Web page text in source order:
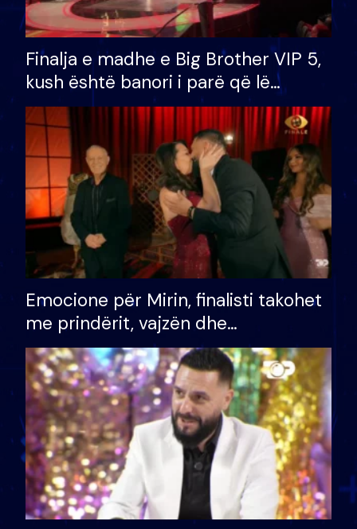
Finalja e madhe e Big Brother VIP 5,
kush është banori i parë që lë
shtëpinë dhe humb mundësinë për
të fituar çmimin e madh
Emocione për Mirin, finalisti takohet
me prindërit, vajzën dhe
bashkëshorten: S’kemi ndonjë letër
divorci apo jo?